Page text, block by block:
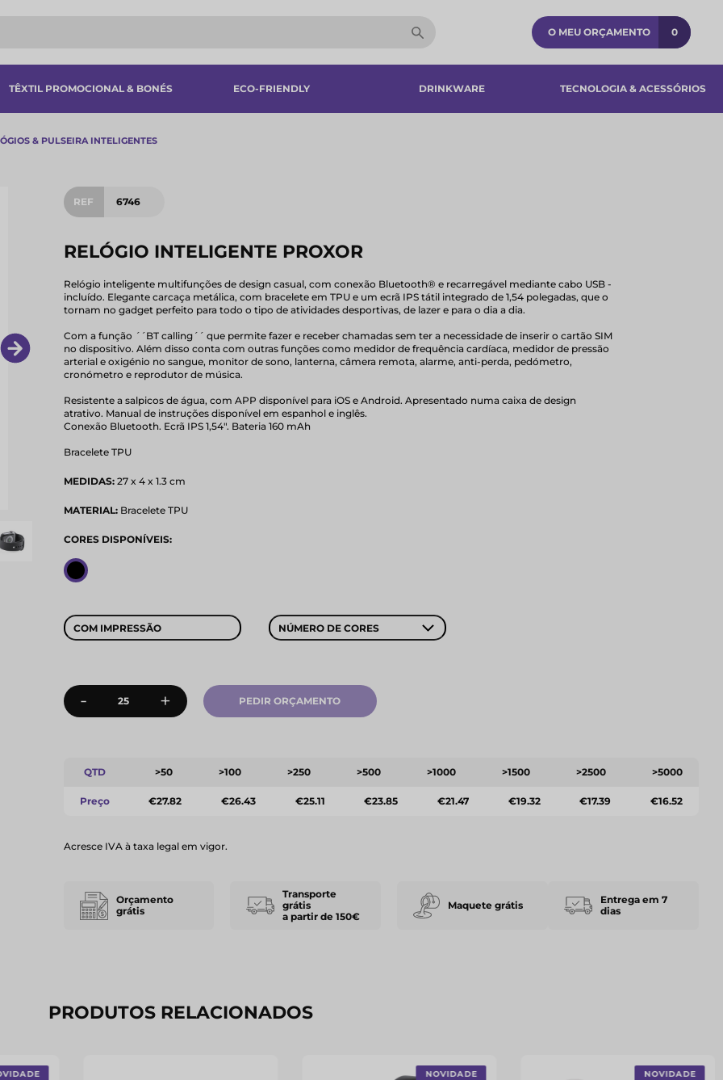
O MEU ORÇAMENTO 0
TÊXTIL PROMOCIONAL & BONÉS ECO-FRIENDLY DRINKWARE TECNOLOGIA & ACESSÓRIOS​
& PULSEIRA INTELIGENTES
REF 6746
RELÓGIO INTELIGENTE PROXOR
Relógio inteligente multifunções de design casual, com conexão Bluetooth® e recarregável mediante cabo USB -
incluído. Elegante carcaça metálica, com bracelete em TPU e um ecrã IPS tátil integrado de 1,54 polegadas, que o
tornam no gadget perfeito para todo o tipo de atividades desportivas, de lazer e para o dia a dia.
Com a função ´´BT calling´´ que permite fazer e receber chamadas sem ter a necessidade de inserir o cartão SIM
no dispositivo. Além disso conta com outras funções como medidor de frequência cardíaca, medidor de pressão
arterial e oxigénio no sangue, monitor de sono, lanterna, câmera remota, alarme, anti-perda, pedómetro,
cronómetro e reprodutor de música.
Resistente a salpicos de água, com APP disponível para iOS e Android. Apresentado numa caixa de design
atrativo. Manual de instruções disponível em espanhol e inglês.
Conexão Bluetooth. Ecrã IPS 1,54". Bateria 160 mAh
Bracelete TPU
MEDIDAS:27 x 4 x 1.3 cm
MATERIAL:Bracelete TPU
CORES DISPONÍVEIS:
COM IMPRESSÃO NÚMERO DE CORES
- + PEDIR ORÇAMENTO
QTD >50 >100 >250 >500 >1000 >1500 >2500 >5000
Preço €27.82 €26.43 €25.11 €23.85 €21.47 €19.32 €17.39 €16.52
Acresce IVA à taxa legal em vigor.
Orçamento
grátis
Transporte
grátis
a partir de 150€
Maquete grátis
Entrega em 7
dias
PRODUTOS RELACIONADOS
NOVIDADE NOVIDADE